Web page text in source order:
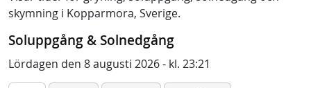
skymning i Kopparmora, Sverige.
Soluppgång & Solnedgång
Lördagen den 8 augusti 2026 - kl. 23:21